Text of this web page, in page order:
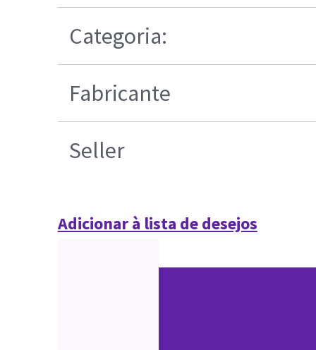
Categoria:
Fabricante
Seller
Adicionar à lista de desejos